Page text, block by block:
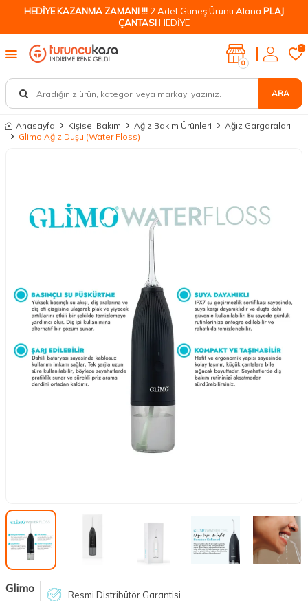
HEDİYE KAZANMA ZAMANI !!! 2 Adet Güneş Ürünü Alana PLAJ
ÇANTASIHEDİYE
ARA
0
0
Anasayfa Kişisel Bakım Ağız Bakım Ürünleri
Ağız Gargaraları
Glimo Ağız Duşu (Water Floss)
Glimo Resmi Distribütör Garantisi